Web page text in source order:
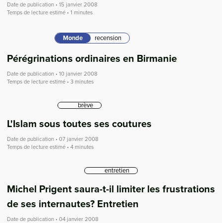
Date de publication • 15 janvier 2008
Temps de lecture estimé • 1 minutes
Monde recension
Pérégrinations ordinaires en Birmanie
Date de publication • 10 janvier 2008
Temps de lecture estimé • 3 minutes
brève
L'Islam sous toutes ses coutures
Date de publication • 07 janvier 2008
Temps de lecture estimé • 4 minutes
entretien
Michel Prigent saura-t-il limiter les frustrations
de ses internautes? Entretien
Date de publication • 04 janvier 2008